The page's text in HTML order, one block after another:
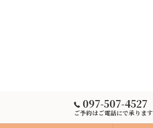
097-507-4527
ご予約はご電話にで承ります